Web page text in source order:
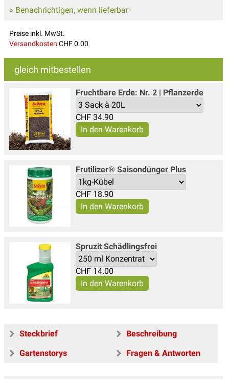
» Benachrichtigen, wenn lieferbar
Preise inkl. MwSt.
Versandkosten CHF 0.00
gleich mitbestellen
Fruchtbare Erde: Nr. 2 | Pflanzerde
CHF 34.90
Frutilizer® Saisondünger Plus
CHF 18.90
Spruzit Schädlingsfrei
CHF 14.00
Steckbrief
Beschreibung
Gartenstorys
Fragen & Antworten